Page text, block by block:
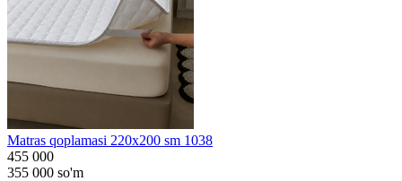
Matras qoplamasi 220x200 sm 1038
455 000
355 000 so'm